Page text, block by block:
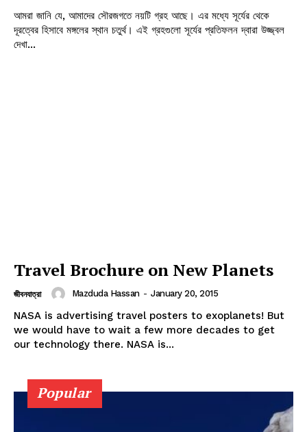
আমরা জানি যে, আমাদের সৌরজগতে নয়টি গ্রহ আছে। এর মধ্যে সূর্যের থেকে
দূরত্বের হিসাবে মঙ্গলের স্থান চতুর্থ। এই গ্রহগুলো সূর্যের প্রতিফলন দ্বারা উজ্জ্বল
দেখা...
Travel Brochure on New Planets
জীবনযাত্রা Mazduda Hassan - January 20, 2015
NASA is advertising travel posters to exoplanets! But
we would have to wait a few more decades to get
our technology there. NASA is...
Popular